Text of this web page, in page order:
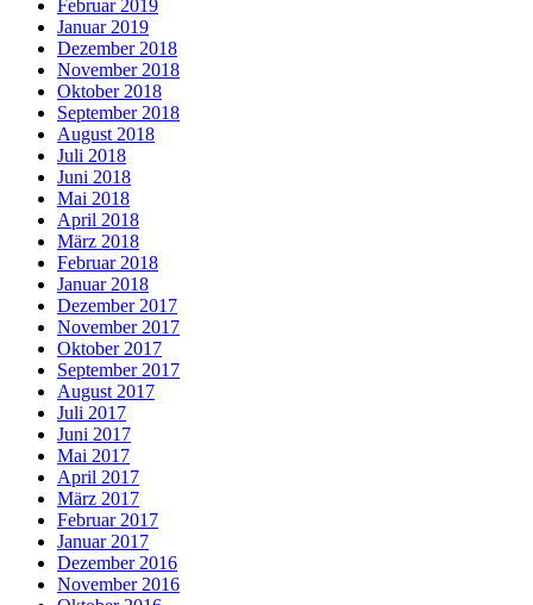
Februar 2019
Januar 2019
Dezember 2018
November 2018
Oktober 2018
September 2018
August 2018
Juli 2018
Juni 2018
Mai 2018
April 2018
März 2018
Februar 2018
Januar 2018
Dezember 2017
November 2017
Oktober 2017
September 2017
August 2017
Juli 2017
Juni 2017
Mai 2017
April 2017
März 2017
Februar 2017
Januar 2017
Dezember 2016
November 2016